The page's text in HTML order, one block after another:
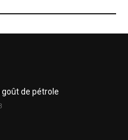
goût de pétrole